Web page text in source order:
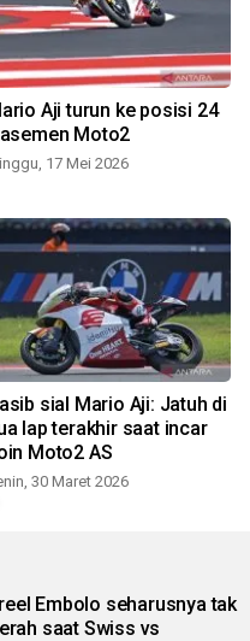
Aji turun ke posisi 24
Moto2
17 Mei 2026
sial Mario Aji: Jatuh di
lap terakhir saat incar
Moto2 AS
30 Maret 2026
Embolo seharusnya tak
saat Swiss vs